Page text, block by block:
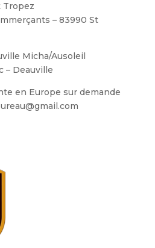
Tropez
– 83990 St
Micha/Ausoleil
– Deauville
en Europe sur demande